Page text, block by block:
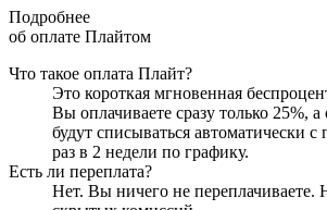
Подробнее
об оплате Плайтом
Что такое оплата Плайт?
Это короткая мгновенная
Вы оплачиваете сразу только 25%, а
будут списываться автоматически
раз в 2 недели по графику.
Есть ли переплата?
Нет. Вы ничего не переплачиваете.